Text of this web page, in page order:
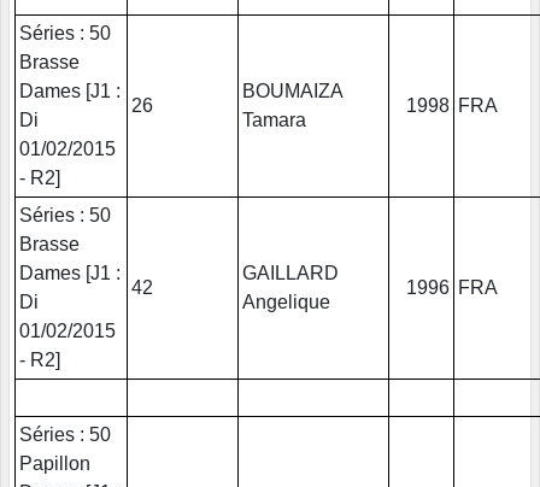
Séries : 50
Brasse
Dames [J1 :
Di
01/02/2015
- R2]
26
BOUMAIZA
Tamara
1998 FRA
Séries : 50
Brasse
Dames [J1 :
Di
01/02/2015
- R2]
42
GAILLARD
Angelique
1996 FRA
Séries : 50
Papillon